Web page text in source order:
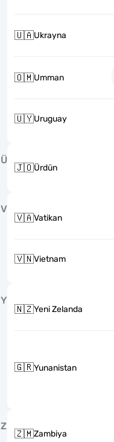
🇺🇦Ukrayna
🇴🇲Umman
🇺🇾Uruguay
Ü
🇯🇴Ürdün
V
🇻🇦Vatikan
🇻🇳Vietnam
Y
🇳🇿Yeni Zelanda
🇬🇷Yunanistan
Z
🇿🇲Zambiya